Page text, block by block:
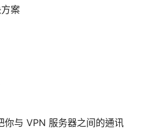
案
你与 VPN 服务器之间的通讯